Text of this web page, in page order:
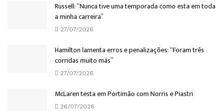
Russell: “Nunca tive uma temporada como esta em toda
a minha carreira”
27/07/2026
Hamilton lamenta erros e penalizações: “Foram três
corridas muito más”
27/07/2026
McLaren testa em Portimão com Norris e Piastri
26/07/2026